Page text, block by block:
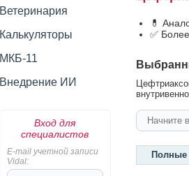
Ветеринария
Калькуляторы
МКБ-11
Внедрение ИИ
Вход для
специалистов
E-mail учетной записи
Vidal:
💊
✅
Полные